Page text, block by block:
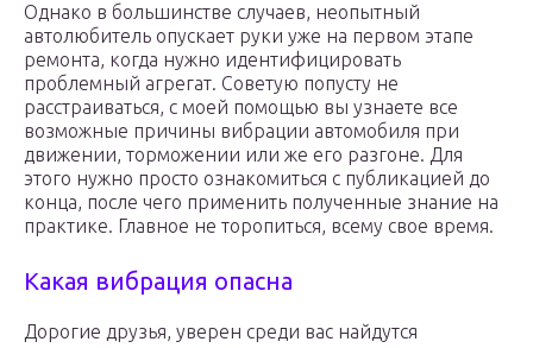
Однако в большинстве случаев, неопытный
автолюбитель опускает руки уже на первом этапе
ремонта, когда нужно идентифицировать
проблемный агрегат. Советую попусту не
расстраиваться, с моей помощью вы узнаете все
возможные причины вибрации автомобиля при
движении, торможении или же его разгоне. Для
этого нужно просто ознакомиться с публикацией до
конца, после чего применить полученные знание на
практике. Главное не торопиться, всему свое время.
Какая вибрация опасна
Дорогие друзья, уверен среди вас найдутся